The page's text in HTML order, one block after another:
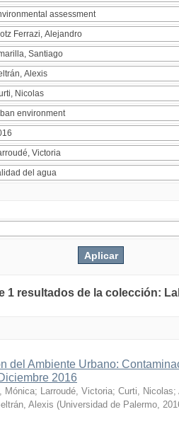
1 resultados de la colección:
del Ambiente Urbano:
2016
Mónica; Larroudé, Victoria; Curti, Nicolas;
Alexis (Universidad de Palermo,